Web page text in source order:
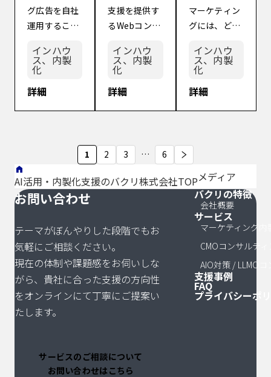
のなのか」
「費用対効果
ィングの知見
を持ったスタ
[…]
理店などの外
部に依頼すべ
き […]
用するメ
リット・
デメリッ
ト【内製
化に向い
の特徴も
解説】
グ広告を自社
運用すること
うか？」「運
用型の広告は
自社運用と代
理店運用のど
する方法が知
りたい」 リス
ティング広告
をはじめとす
る運用型広告
でも効果が期
待できる利用
者 […]
インハウ
ス、内製
化
詳細
Webコン
サル会社
おすすめ4
選【失敗
しない選
説】
支援を提供す
るWebコンサ
する価値はな
んだろう
か？」「自社
に合ったWeb
いても知りた
い」 Webコン
サル会社の中
には、通常の
く、インハウ
ス支援を提供
[…]
インハウ
ス、内製
化
詳細
グを実行
するメリ
ット・デ
メリット
【判断基
介】
マーケティン
グには、どん
デメリットが
あるんだろ
う？」「自社
でWebマーケ
グかを判断す
る基準がある
なら知りた
い」 自社と他
社のサービス
や商品を簡単
ようになった
現 […]
インハウ
ス、内製
化
詳細
投
稿
ー
ジ
送
り
1 2 3 … 6
AI活用・内製化支援のバクリ株式会社TOPメディア
お問い合わせ
テーマがぼんやりした段階でもお
気軽にご相談ください。
現在の体制や課題感をお伺いしな
がら、貴社に合った支援の方向性
をオンラインにて丁寧にご提案い
たします。
サービスのご相談について
お問い合わせはこちら
サイトマッ
バクリの特徴
会社概要
サービス
マーケティング内
CMOコンサルテ
AIO対策 / LLMO
支援事例
FAQ
プライバシーポ